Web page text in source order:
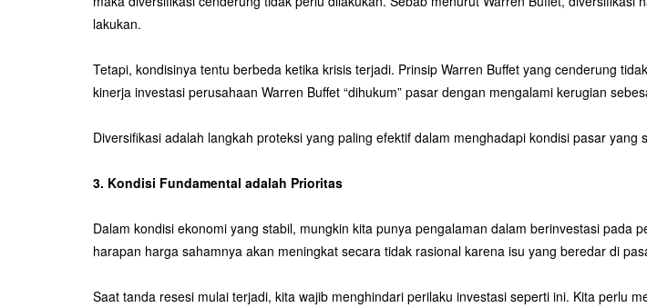
lakukan.
Tetapi, kondisinya tentu berbeda ketika krisis terjadi. Prinsip Warren Buffet yang cenderung
kinerja investasi perusahaan Warren Buffet “dihukum” pasar dengan mengalami kerugian
Diversifikasi adalah langkah proteksi yang paling efektif dalam menghadapi kondisi pasar yang
3. Kondisi Fundamental adalah Prioritas
Dalam kondisi ekonomi yang stabil, mungkin kita punya pengalaman dalam berinvestasi pada
harapan harga sahamnya akan meningkat secara tidak rasional karena isu yang beredar di
Saat tanda resesi mulai terjadi, kita wajib menghindari perilaku investasi seperti ini. Kita perlu